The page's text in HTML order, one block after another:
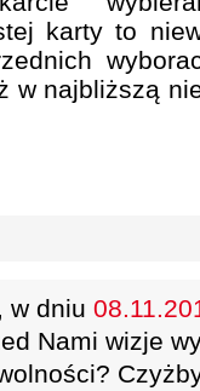
karty to
w najbliższą
, w dniu
Nami wizje